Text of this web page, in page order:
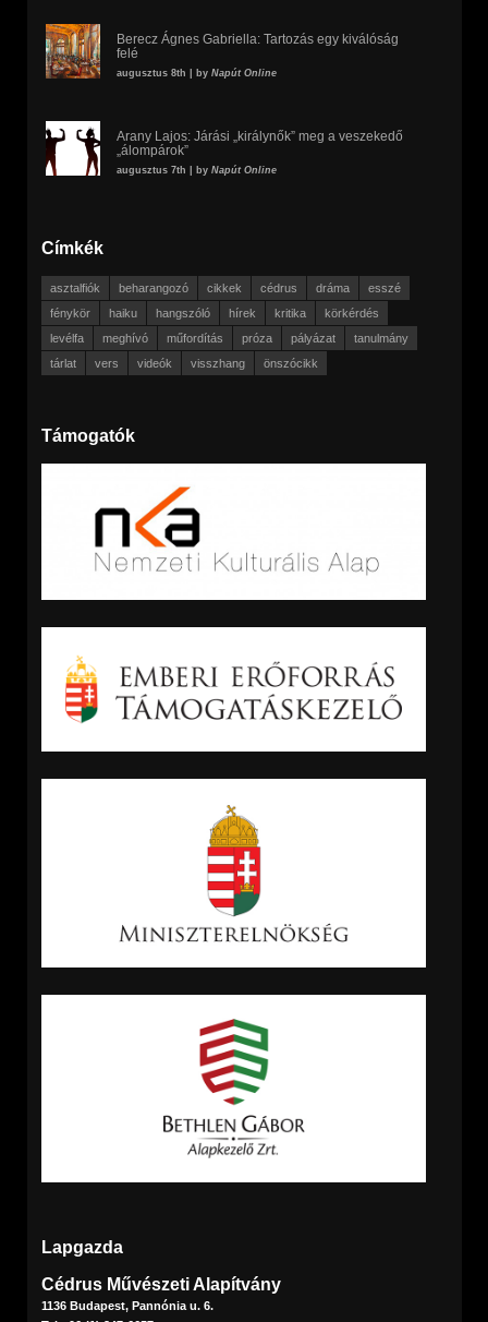
Berecz Ágnes Gabriella: Tartozás egy kiválóság
felé
augusztus 8th | by Napút Online
Arany Lajos: Járási „királynők” meg a veszekedő
„álompárok”
augusztus 7th | by Napút Online
Címkék
asztalfiók beharangozó cikkek cédrus dráma
esszé
fénykör
haiku hangszóló hírek kritika
körkérdés
levélfa
meghívó műfordítás próza pályázat
tanulmány
tárlat
vers videók visszhang önszócikk
Támogatók
Lapgazda
Cédrus Művészeti Alapítvány
1136 Budapest, Pannónia u. 6.